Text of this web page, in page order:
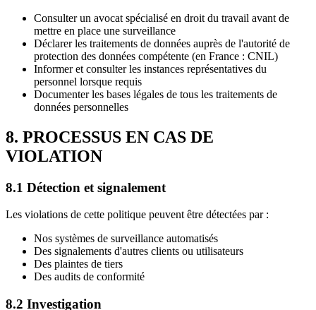
Consulter un avocat spécialisé en droit du travail avant de
mettre en place une surveillance
Déclarer les traitements de données auprès de l'autorité de
protection des données compétente (en France : CNIL)
Informer et consulter les instances représentatives du
personnel lorsque requis
Documenter les bases légales de tous les traitements de
données personnelles
8. PROCESSUS EN CAS DE
VIOLATION
8.1 Détection et signalement
Les violations de cette politique peuvent être détectées par :
Nos systèmes de surveillance automatisés
Des signalements d'autres clients ou utilisateurs
Des plaintes de tiers
Des audits de conformité
8.2 Investigation